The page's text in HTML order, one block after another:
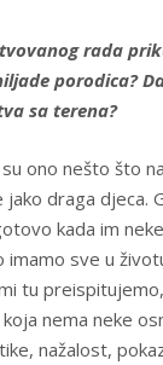
rada
porodica?
sa terena?
ono nešto što
draga djeca.
kada im
sve u
tu
nema neke
nažalost,